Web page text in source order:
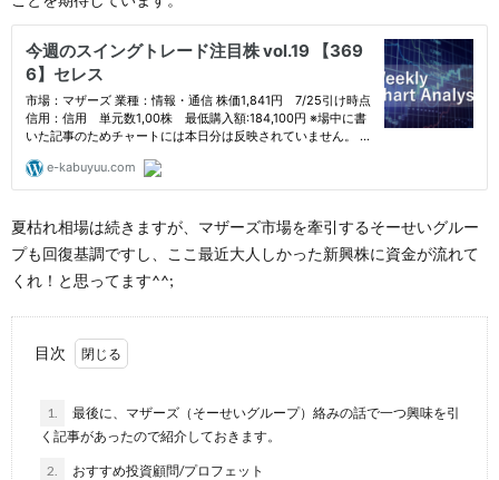
夏枯れ相場は続きますが、マザーズ市場を牽引するそーせいグルー
プも回復基調ですし、ここ最近大人しかった新興株に資金が流れて
くれ！と思ってます^^;
目次
1.
最後に、マザーズ（そーせいグループ）絡みの話で一つ興味を引
く記事があったので紹介しておきます。
2. おすすめ投資顧問/プロフェット